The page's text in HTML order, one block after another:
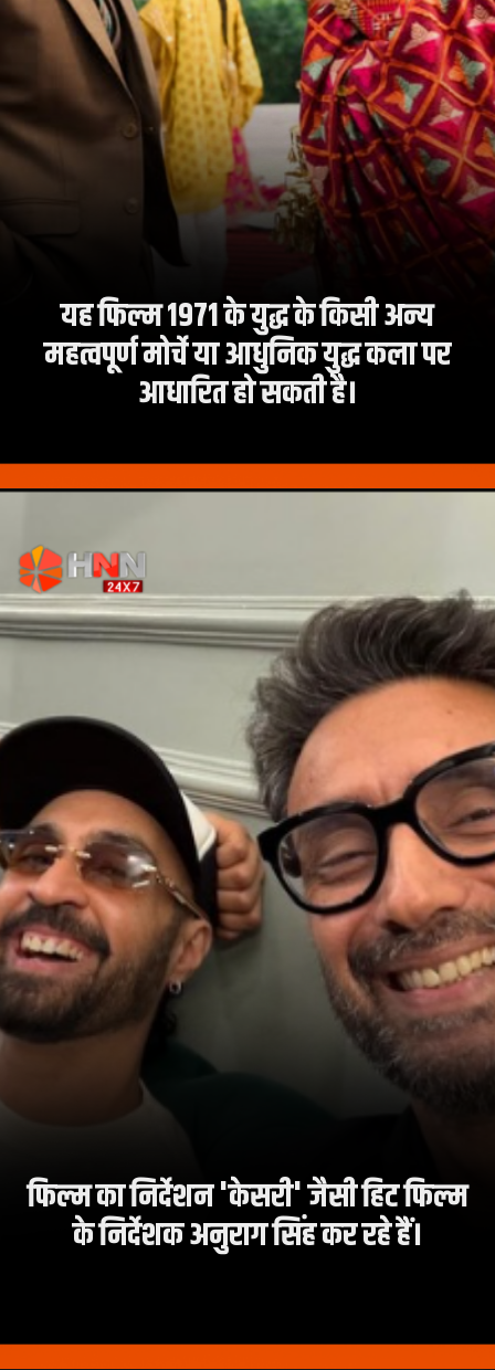
यह फिल्म 1971 के युद्ध के किसी अन्य
महत्वपूर्ण मोर्चे या आधुनिक युद्ध कला पर
फिल्म का निर्देशन 'केसरी' जैसी हिट फिल्म